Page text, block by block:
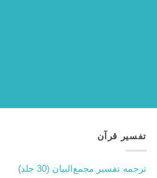
تفسیر قرآن
ترجمه تفسیر مجمع‌البیان (30 جلد)